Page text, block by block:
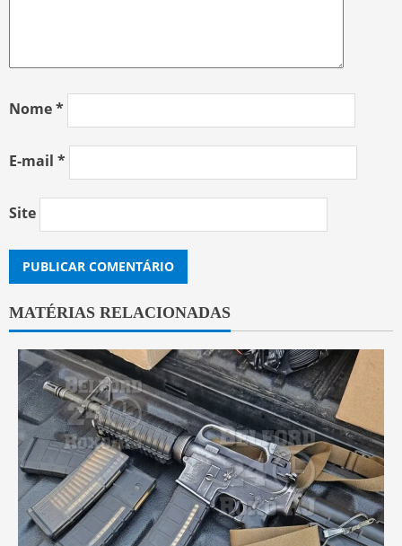
Nome*
E-mail *
Site
MATÉRIAS RELACIONADAS